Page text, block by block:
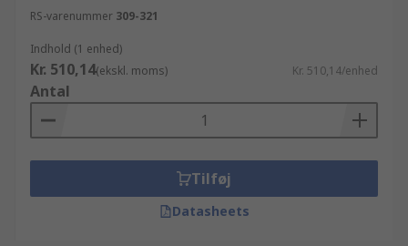
RS-varenummer 309-321
Indhold (1 enhed)
Kr. 510,14(ekskl. moms) Kr. 510,14/enhed
Antal
Tilføj
Datasheets